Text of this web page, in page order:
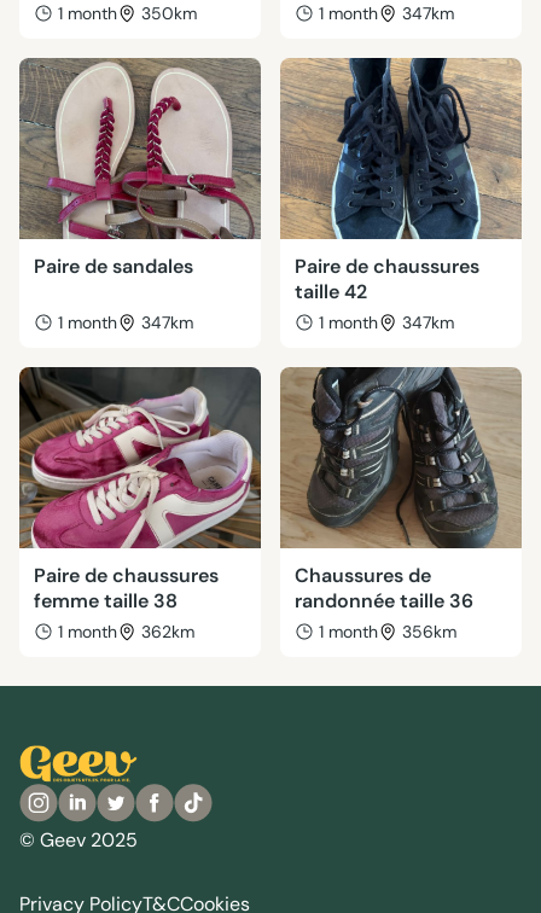
1 month 350km 1 month 347km
Paire de sandales
1 month 347km
Paire de chaussures
taille 42
1 month 347km
Paire de chaussures
femme taille 38
1 month 362km
Chaussures de
randonnée taille 36
1 month 356km
© Geev 2025
Privacy PolicyT&CCookies